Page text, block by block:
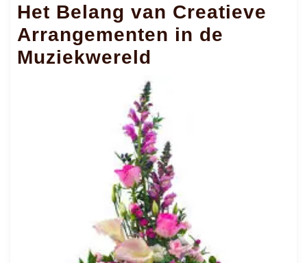
Het Belang van Creatieve
Arrangementen in de
Muziekwereld